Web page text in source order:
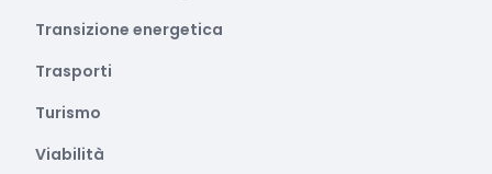
Transizione energetica
Trasporti
Turismo
Viabilità